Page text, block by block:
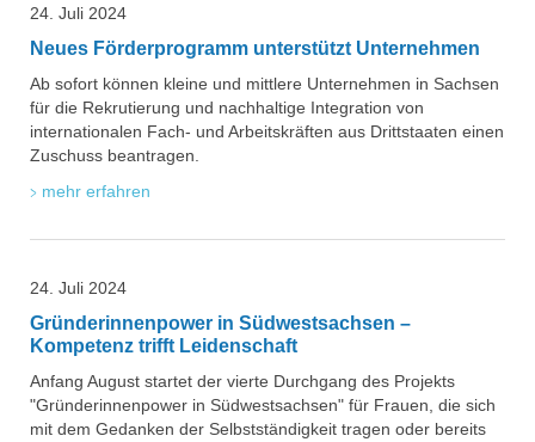
24. Juli 2024
Neues Förderprogramm unterstützt Unternehmen
Ab sofort können kleine und mittlere Unternehmen in Sachsen
für die Rekrutierung und nachhaltige Integration von
internationalen Fach- und Arbeitskräften aus Drittstaaten einen
Zuschuss beantragen.
mehr erfahren
24. Juli 2024
Gründerinnenpower in Südwestsachsen –
Kompetenz trifft Leidenschaft
Anfang August startet der vierte Durchgang des Projekts
"Gründerinnenpower in Südwestsachsen" für Frauen, die sich
mit dem Gedanken der Selbstständigkeit tragen oder bereits